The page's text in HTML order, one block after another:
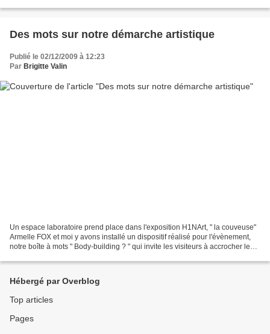
Des mots sur notre démarche artistique
Publié le 02/12/2009 à 12:23
Par Brigitte Valin
Un espace laboratoire prend place dans l'exposition H1NArt, " la couveuse"
Armelle FOX et moi y avons installé un dispositif réalisé pour l'évènement,
notre boîte à mots " Body-building ? " qui invite les visiteurs à accrocher leurs
Hébergé par Overblog
Top articles
Pages